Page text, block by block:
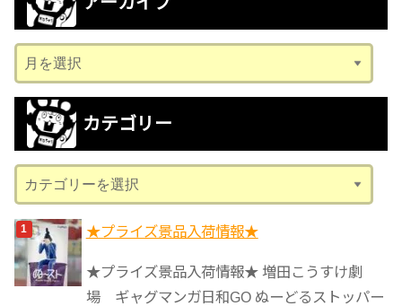
ー
カ
ブ
カテゴリー
テ
ゴ
リ
ー
★プライズ景品入荷情報★
★プライズ景品入荷情報★ 増田こうすけ劇
場 ギャグマンガ日和GO ぬーどるストッパー